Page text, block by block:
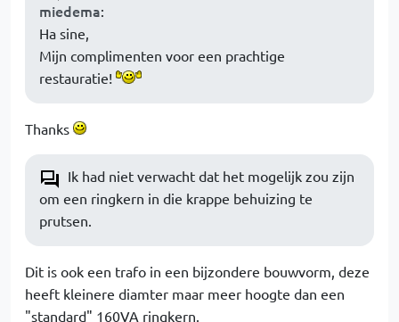
miedema:
Ha sine,
Mijn complimenten voor een prachtige
restauratie!
Thanks
Ik had niet verwacht dat het mogelijk zou zijn
om een ringkern in die krappe behuizing te
prutsen.
Dit is ook een trafo in een bijzondere bouwvorm, deze
heeft kleinere diamter maar meer hoogte dan een
"standard" 160VA ringkern.